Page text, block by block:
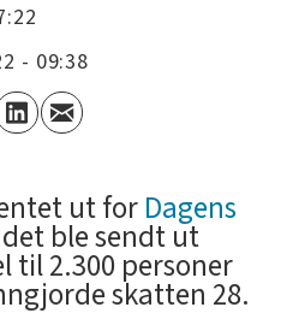
- 09:38
ut forDagens
ble sendt ut
til 2.300 personer
skatten 28.